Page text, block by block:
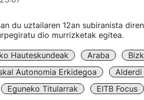
du uztailaren 12an subiranista
dio murrizketak egitea.
Hauteskundeak Araba
Autonomia Erkidegoa
Eguneko Titularrak
EITB Focus